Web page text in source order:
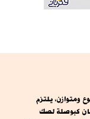
يلتزم
كبوصلة لصك